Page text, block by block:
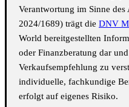
Verantwortung im Sinne
2024/1689) trägt die DNV
World bereitgestellten
oder Finanzberatung dar
Verkaufsempfehlung zu
individuelle, fachkundige
erfolgt auf eigenes Risiko.